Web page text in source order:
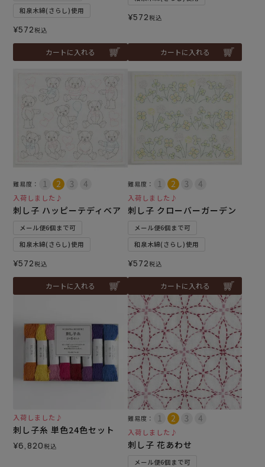
和泉木綿(さらし)使用
¥572税込
カートに入れる
¥572税込
カートに入れる
難易度：
入荷しました♪
刺し子 ハッピーテディベア
メール便6個まで可
和泉木綿(さらし)使用
¥572税込
カートに入れる
難易度：
入荷しました♪
刺し子 クローバーガーデン
メール便6個まで可
和泉木綿(さらし)使用
¥572税込
カートに入れる
入荷しました♪
刺し子糸 単色24色セット
¥6,820税込
難易度：
入荷しました♪
刺し子 花あわせ
メール便6個まで可